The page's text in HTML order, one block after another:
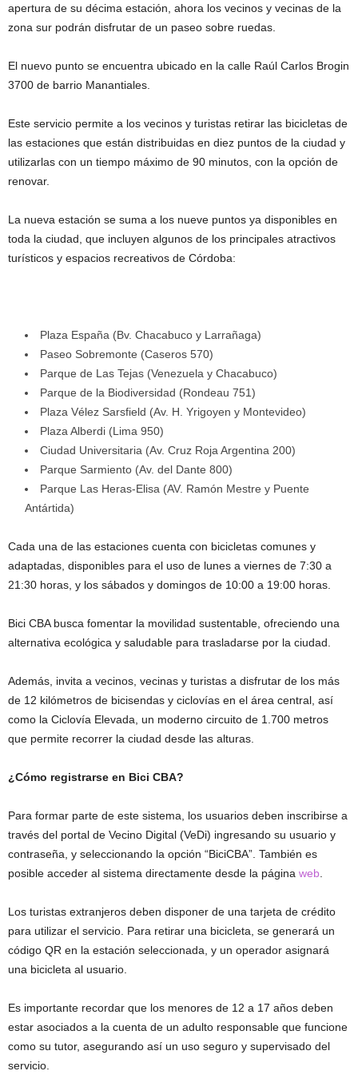
apertura de su décima estación, ahora los vecinos y vecinas de la
zona sur podrán disfrutar de un paseo sobre ruedas.
El nuevo punto se encuentra ubicado en la calle Raúl Carlos Brogin
3700 de barrio Manantiales.
Este servicio permite a los vecinos y turistas retirar las bicicletas de
las estaciones que están distribuidas en diez puntos de la ciudad y
utilizarlas con un tiempo máximo de 90 minutos, con la opción de
renovar.
La nueva estación se suma a los nueve puntos ya disponibles en
toda la ciudad, que incluyen algunos de los principales atractivos
turísticos y espacios recreativos de Córdoba:
Plaza España (Bv. Chacabuco y Larrañaga)
Paseo Sobremonte (Caseros 570)
Parque de Las Tejas (Venezuela y Chacabuco)
Parque de la Biodiversidad (Rondeau 751)
Plaza Vélez Sarsfield (Av. H. Yrigoyen y Montevideo)
Plaza Alberdi (Lima 950)
Ciudad Universitaria (Av. Cruz Roja Argentina 200)
Parque Sarmiento (Av. del Dante 800)
Parque Las Heras-Elisa (AV. Ramón Mestre y Puente
Antártida)
Cada una de las estaciones cuenta con bicicletas comunes y
adaptadas, disponibles para el uso de lunes a viernes de 7:30 a
21:30 horas, y los sábados y domingos de 10:00 a 19:00 horas.
Bici CBA busca fomentar la movilidad sustentable, ofreciendo una
alternativa ecológica y saludable para trasladarse por la ciudad.
Además, invita a vecinos, vecinas y turistas a disfrutar de los más
de 12 kilómetros de bicisendas y ciclovías en el área central, así
como la Ciclovía Elevada, un moderno circuito de 1.700 metros
que permite recorrer la ciudad desde las alturas.
¿Cómo registrarse en Bici CBA?
Para formar parte de este sistema, los usuarios deben inscribirse a
través del portal de Vecino Digital (VeDi) ingresando su usuario y
contraseña, y seleccionando la opción “BiciCBA”. También es
posible acceder al sistema directamente desde la página web.
Los turistas extranjeros deben disponer de una tarjeta de crédito
para utilizar el servicio. Para retirar una bicicleta, se generará un
código QR en la estación seleccionada, y un operador asignará
una bicicleta al usuario.
Es importante recordar que los menores de 12 a 17 años deben
estar asociados a la cuenta de un adulto responsable que funcione
como su tutor, asegurando así un uso seguro y supervisado del
servicio.